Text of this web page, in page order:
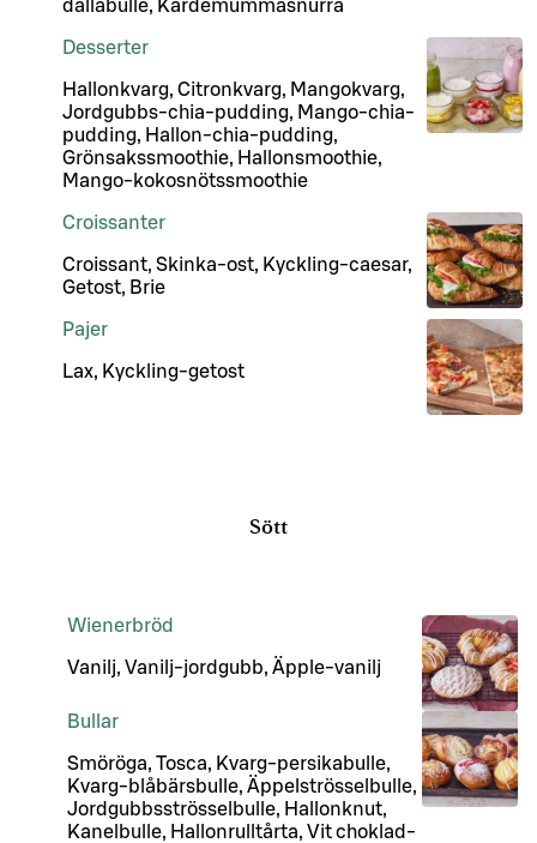
dallabulle, Kardemummasnurra
Desserter
Hallonkvarg, Citronkvarg, Mangokvarg,
Jordgubbs-chia-pudding, Mango-chia-
pudding, Hallon-chia-pudding,
Grönsakssmoothie, Hallonsmoothie,
Mango-kokosnötssmoothie
Croissanter
Croissant, Skinka-ost, Kyckling-caesar,
Getost, Brie
Pajer
Lax, Kyckling-getost
Sött
Wienerbröd
Vanilj, Vanilj-jordgubb, Äpple-vanilj
Bullar
Smöröga, Tosca, Kvarg-persikabulle,
Kvarg-blåbärsbulle, Äppelströsselbulle,
Jordgubbsströsselbulle, Hallonknut,
Kanelbulle, Hallonrulltårta, Vit choklad-